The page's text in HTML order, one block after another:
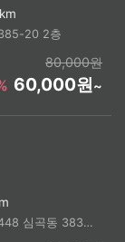
20 2층
80,000원
60,000원~
경기도 부천시 원미구 부일로 448 심곡동 383-8 프리존 빌딩 2층 208호